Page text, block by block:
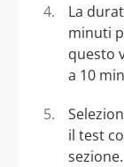
La
minuti
questo
a 10
il test
sezione.